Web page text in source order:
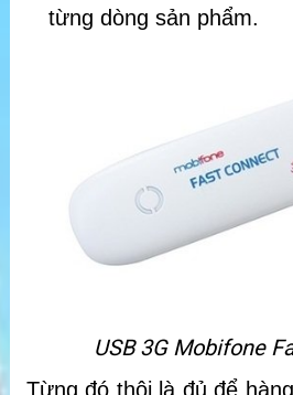
từng dòng sản phẩm.
USB 3G Mobifone
Từng đó thôi là đủ để